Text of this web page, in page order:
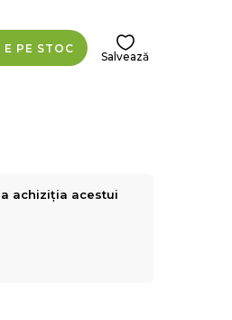
PE STOC
Salvează
achiziția acestui